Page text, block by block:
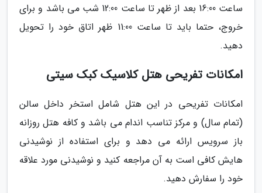
ساعت 16:00 بعد از ظهر تا ساعت 12:00 شب می باشد و برای
خروج، حتما باید تا ساعت 11:00 ظهر اتاق خود را تحویل
دهید.
امکانات تفریحی هتل کلاسیک کبک سیتی
امکانات تفریحی در این هتل شامل استخر داخل سالن
(تمام سال) و مرکز تناسب اندام می باشد و کافه هتل روزانه
باز سرویس ارائه می دهد و برای استفاده از نوشیدنی
هایش کافی است به آن مراجعه کنید و نوشیدنی مورد علاقه
خود را سفارش دهید.